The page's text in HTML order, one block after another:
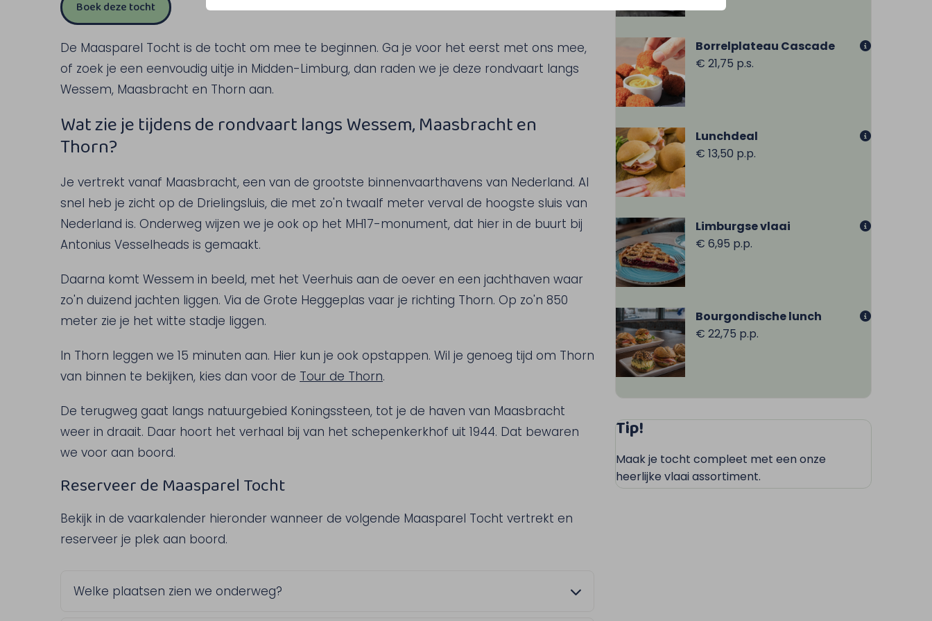
Boek deze tocht
De Maasparel Tocht is de tocht om mee te beginnen. Ga je voor het eerst met ons mee,
of zoek je een eenvoudig uitje in Midden-Limburg, dan raden we je deze rondvaart langs
Wessem, Maasbracht en Thorn aan.
Wat zie je tijdens de rondvaart langs Wessem, Maasbracht en
Thorn?
Je vertrekt vanaf Maasbracht, een van de grootste binnenvaarthavens van Nederland. Al
snel heb je zicht op de Drielingsluis, die met zo'n twaalf meter verval de hoogste sluis van
Nederland is. Onderweg wijzen we je ook op het MH17-monument, dat hier in de buurt bij
Antonius Vesselheads is gemaakt.
Daarna komt Wessem in beeld, met het Veerhuis aan de oever en een jachthaven waar
zo'n duizend jachten liggen. Via de Grote Heggeplas vaar je richting Thorn. Op zo'n 850
meter zie je het witte stadje liggen.
In Thorn leggen we 15 minuten aan. Hier kun je ook opstappen. Wil je genoeg tijd om Thorn
van binnen te bekijken, kies dan voor de Tour de Thorn.
De terugweg gaat langs natuurgebied Koningssteen, tot je de haven van Maasbracht
weer in draait. Daar hoort het verhaal bij van het schepenkerkhof uit 1944. Dat bewaren
we voor aan boord.
Reserveer de Maasparel Tocht
Bekijk in de vaarkalender hieronder wanneer de volgende Maasparel Tocht vertrekt en
reserveer je plek aan boord.
Welke plaatsen zien we onderweg?
Borrelplateau Cascade
€ 21,75 p.s.
Lunchdeal
€ 13,50 p.p.
Limburgse vlaai
€ 6,95 p.p.
Bourgondische lunch
€ 22,75 p.p.
Tip!
Maak je tocht compleet met een onze
heerlijke vlaai assortiment.